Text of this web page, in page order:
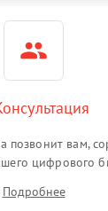
позвонит вам,
цифрового
Подробнее